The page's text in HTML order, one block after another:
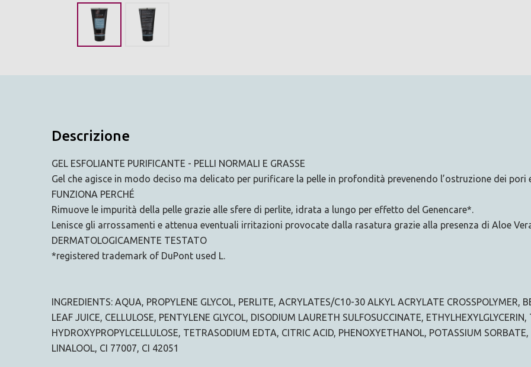
Descrizione
GEL ESFOLIANTE PURIFICANTE - PELLI NORMALI E GRASSE
Gel che agisce in modo deciso ma delicato per purificare la pelle in profondità prevenendo l’ostruzione dei
FUNZIONA PERCHÉ
Rimuove le impurità della pelle grazie alle sfere di perlite, idrata a lungo per effetto del Genencare*.
Lenisce gli arrossamenti e attenua eventuali irritazioni provocate dalla rasatura grazie alla presenza di Aloe
DERMATOLOGICAMENTE TESTATO
*registered trademark of DuPont used L.
INGREDIENTS: AQUA, PROPYLENE GLYCOL, PERLITE, ACRYLATES/C10-30 ALKYL ACRYLATE
LEAF JUICE, CELLULOSE, PENTYLENE GLYCOL, DISODIUM LAURETH SULFOSUCCINATE,
HYDROXYPROPYLCELLULOSE, TETRASODIUM EDTA, CITRIC ACID, PHENOXYETHANOL, POTASSIUM
LINALOOL, CI 77007, CI 42051